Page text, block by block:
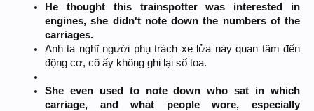
He thought this trainspotter was interested in
engines, she didn't note down the numbers of the
carriages.
Anh ta nghĩ người phụ trách xe lửa này quan tâm đến
động cơ, cô ấy không ghi lại số toa.
She even used to note down who sat in which
carriage, and what people wore, especially